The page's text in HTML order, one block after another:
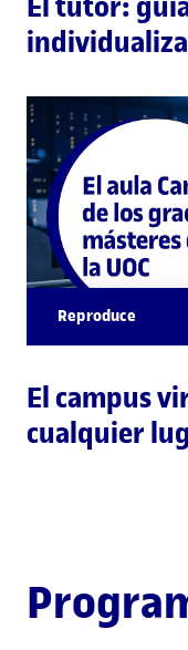
El tutor:
Reproduce
El campus
cualquier